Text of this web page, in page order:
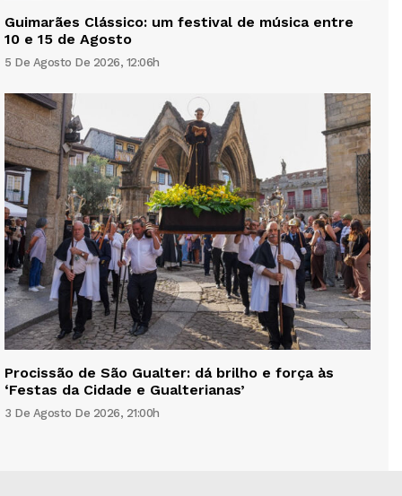
Guimarães Clássico: um festival de música entre
10 e 15 de Agosto
5 De Agosto De 2026, 12:06h
Procissão de São Gualter: dá brilho e força às
‘Festas da Cidade e Gualterianas’
3 De Agosto De 2026, 21:00h